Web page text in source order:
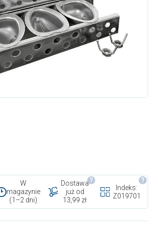
W
magazynie
(1–2 dni)
Dostawa
już od
13,99 zł
Indeks:
Z019701